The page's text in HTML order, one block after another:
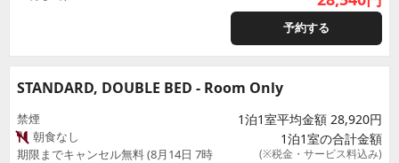
予約する
STANDARD, DOUBLE BED - Room Only
禁煙
朝食なし
期限までキャンセル無料 (8月14日 7時
1泊1室平均金額 28,920円
1泊1室の合計金額
(※税金・サービス料込み)